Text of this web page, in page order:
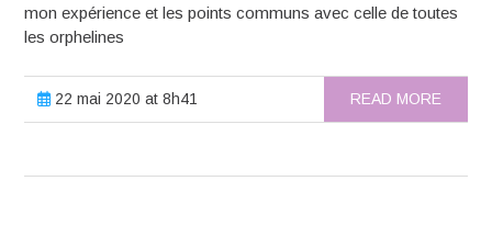
mon expérience et les points communs avec celle de toutes
les orphelines
22 mai 2020 at 8h41 READ MORE